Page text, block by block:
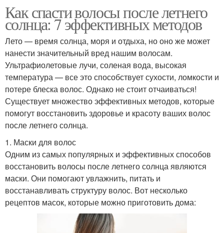
Как спасти волосы после летнего
солнца: 7 эффективных методов
Лето — время солнца, моря и отдыха, но оно же может
нанести значительный вред нашим волосам.
Ультрафиолетовые лучи, соленая вода, высокая
температура — все это способствует сухости, ломкости и
потере блеска волос. Однако не стоит отчаиваться!
Существует множество эффективных методов, которые
помогут восстановить здоровье и красоту ваших волос
после летнего солнца.
1. Маски для волос
Одним из самых популярных и эффективных способов
восстановить волосы после летнего солнца являются
маски. Они помогают увлажнить, питать и
восстанавливать структуру волос. Вот несколько
рецептов масок, которые можно приготовить дома: